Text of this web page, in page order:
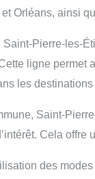
et Orléans, ainsi
Pierre-les-
ligne
les
Saint-
Cela
des